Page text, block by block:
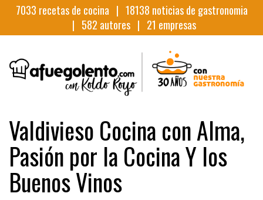
7033 recetas de cocina | 18138 noticias de gastronomia
| 582 autores | 21 empresas
Valdivieso Cocina con Alma,
Pasión por la Cocina Y los
Buenos Vinos